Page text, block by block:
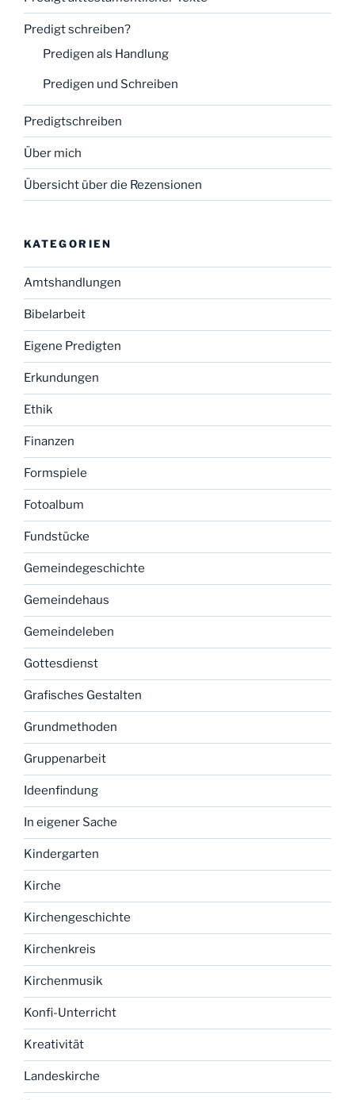
Predigt schreiben?
Predigen als Handlung
Predigen und Schreiben
Predigtschreiben
Über mich
Übersicht über die Rezensionen
KATEGORIEN
Amtshandlungen
Bibelarbeit
Eigene Predigten
Erkundungen
Ethik
Finanzen
Formspiele
Fotoalbum
Fundstücke
Gemeindegeschichte
Gemeindehaus
Gemeindeleben
Gottesdienst
Grafisches Gestalten
Grundmethoden
Gruppenarbeit
Ideenfindung
In eigener Sache
Kindergarten
Kirche
Kirchengeschichte
Kirchenkreis
Kirchenmusik
Konfi-Unterricht
Kreativität
Landeskirche